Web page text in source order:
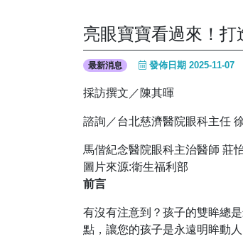
亮眼寶寶看過來！
最新消息 發佈日期 2025-11-07
採訪撰文／陳其暉
諮詢／台北慈濟醫院眼科主任
馬偕紀念醫院眼科主治醫師 莊
圖片來源:衛生福利部
前言
有沒有注意到？孩子的雙眸總
點，讓您的孩子是永遠明眸動人